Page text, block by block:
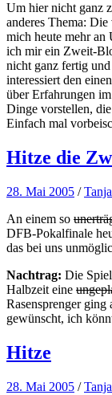
Um hier nicht ganz
anderes Thema: Die
mich heute mehr an
ich mir ein Zweit-
nicht ganz fertig
interessiert den
über Erfahrungen
Dinge vorstellen,
Einfach mal
Hitze die
28. Mai 2005 /
An einem so
DFB-Pokalfinale
das bei uns
Nachtrag: Die
Halbzeit eine
Rasensprenger
gewünscht, ich
Hitze
28. Mai 2005 /